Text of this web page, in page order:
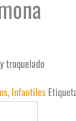
troquelado
, Infantiles